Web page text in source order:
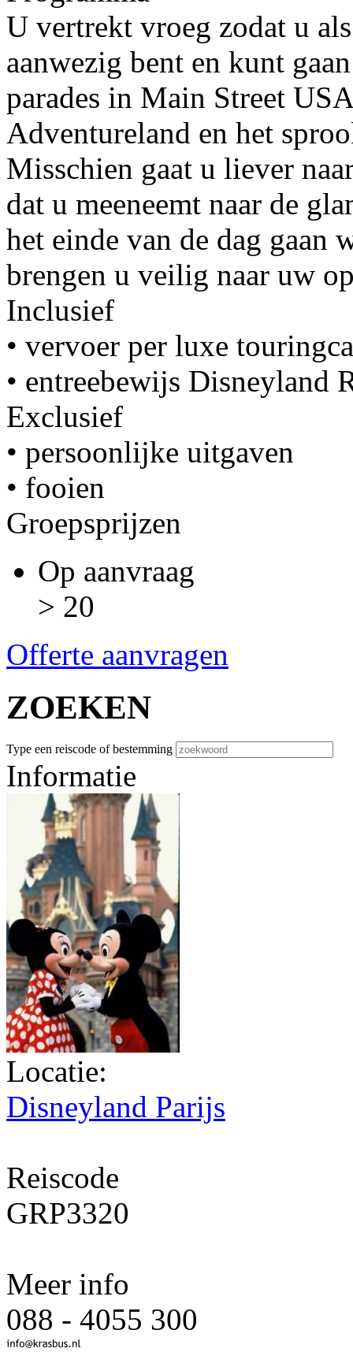
U vertrekt vroeg zodat u
aanwezig bent en kunt
parades in Main Street
Adventureland en het
Misschien gaat u liever
dat u meeneemt naar de
het einde van de dag gaan
brengen u veilig naar uw
Inclusief
• vervoer per luxe
• entreebewijs Disneyland
Exclusief
• persoonlijke uitgaven
• fooien
Groepsprijzen
Op aanvraag
> 20
Offerte aanvragen
ZOEKEN
Type een reiscode of bestemming
Informatie
Locatie:
Disneyland Parijs
Reiscode
GRP3320
Meer info
088 - 4055 300